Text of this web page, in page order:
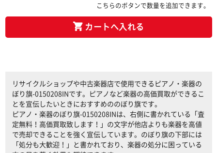
こちらのボタンで数量を追加できます。
カートへ入れる
リサイクルショップや中古楽器店で使用できるピアノ・楽器の
ぼり旗-0150208INです。ピアノなど楽器の高価買取ができるこ
とを宣伝したいときにおすすめののぼり旗です。
ピアノ・楽器のぼり旗-0150208INは、右側に書かれている「査
定無料！高価買取致します！」の文字が他店よりも楽器を高値
で売却できることを強く宣伝しています。のぼり旗の下部には
「処分も大歓迎！」と書かれており、楽器の処分に困っている